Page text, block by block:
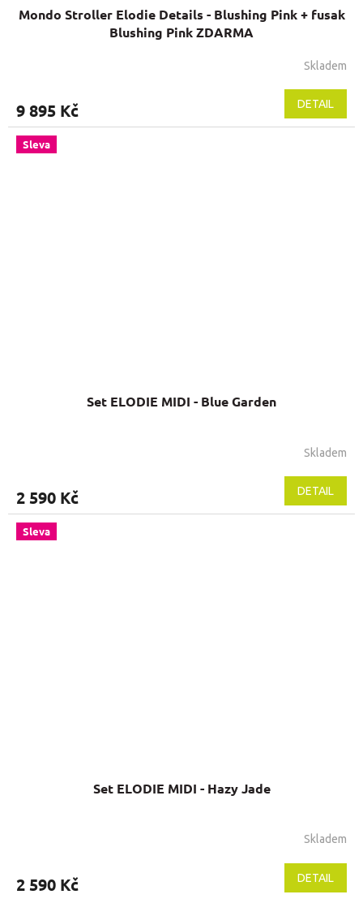
Mondo Stroller Elodie Details - Blushing Pink + fusak
Blushing Pink ZDARMA
Skladem
9 895 Kč DETAIL
Sleva
Set ELODIE MIDI - Blue Garden
Skladem
2 590 Kč DETAIL
Sleva
Set ELODIE MIDI - Hazy Jade
Skladem
2 590 Kč DETAIL